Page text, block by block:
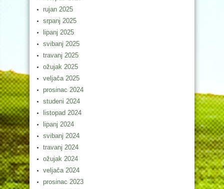
rujan 2025
srpanj 2025
lipanj 2025
svibanj 2025
travanj 2025
ožujak 2025
veljača 2025
prosinac 2024
studeni 2024
listopad 2024
lipanj 2024
svibanj 2024
travanj 2024
ožujak 2024
veljača 2024
prosinac 2023